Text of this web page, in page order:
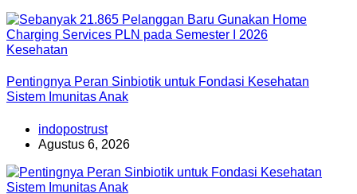
Kesehatan
Pentingnya Peran Sinbiotik untuk Fondasi Kesehatan
Sistem Imunitas Anak
indopostrust
Agustus 6, 2026